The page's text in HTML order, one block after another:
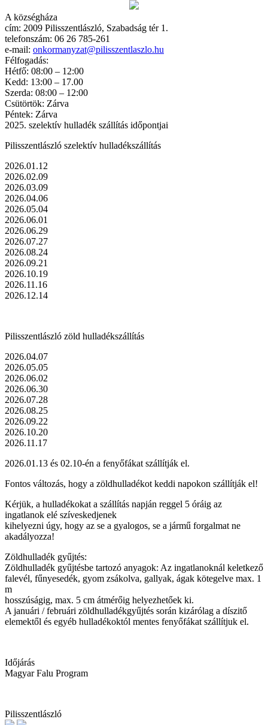
A községháza
cím: 2009 Pilisszentlászló, Szabadság tér 1.
telefonszám: 06 26 785-261
e-mail: onkormanyzat@pilisszentlaszlo.hu
Félfogadás:
Hétfő: 08:00 – 12:00
Kedd: 13:00 – 17.00
Szerda: 08:00 – 12:00
Csütörtök: Zárva
Péntek: Zárva
2025. szelektív hulladék szállítás időpontjai
Pilisszentlászló szelektív hulladékszállítás
2026.01.12
2026.02.09
2026.03.09
2026.04.06
2026.05.04
2026.06.01
2026.06.29
2026.07.27
2026.08.24
2026.09.21
2026.10.19
2026.11.16
2026.12.14
Pilisszentlászló zöld hulladékszállítás
2026.04.07
2026.05.05
2026.06.02
2026.06.30
2026.07.28
2026.08.25
2026.09.22
2026.10.20
2026.11.17
2026.01.13 és 02.10-én a fenyőfákat szállítják el.
Fontos változás, hogy a zöldhulladékot keddi napokon szállítják el!
Kérjük, a hulladékokat a szállítás napján reggel 5 óráig az
ingatlanok elé szíveskedjenek
kihelyezni úgy, hogy az se a gyalogos, se a jármű forgalmat ne
akadályozza!
Zöldhulladék gyűjtés:
Zöldhulladék gyűjtésbe tartozó anyagok: Az ingatlanoknál keletkező
falevél, fűnyesedék, gyom zsákolva, gallyak, ágak kötegelve max. 1
m
hosszúságig, max. 5 cm átmérőig helyezhetőek ki.
A januári / februári zöldhulladékgyűjtés során kizárólag a díszitő
elemektől és egyéb hulladékoktól mentes fenyőfákat szállítjuk el.
Időjárás
Magyar Falu Program
Pilisszentlászló